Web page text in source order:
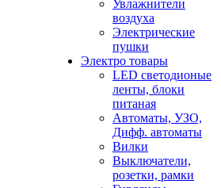
Увлажнители
воздуха
Электрические
пушки
Электро товары
LED светодионые
ленты, блоки
питаная
Автоматы, УЗО,
Дифф. автоматы
Вилки
Выключатели,
розетки, рамки